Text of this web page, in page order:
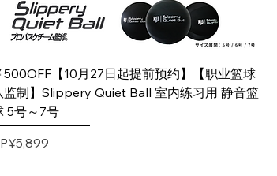
500OFF【10月27日起提前预约】【职业篮球
监制】Slippery Quiet Ball 室内练习用 静音篮
5号～7号
格